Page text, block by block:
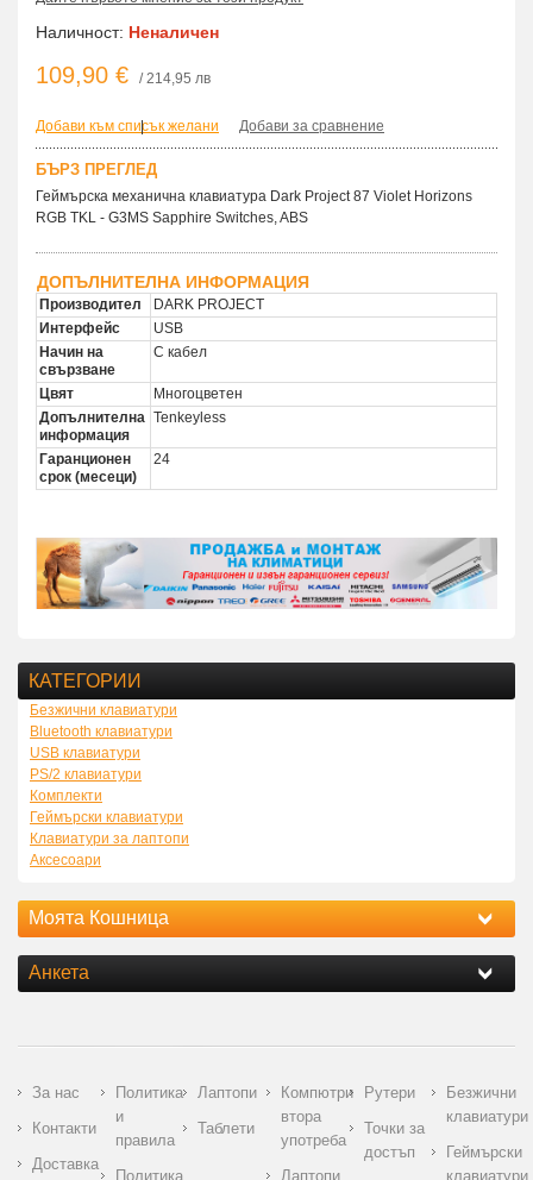
Наличност: Неналичен
109,90 € / 214,95 лв
Добави към списък желани
| Добави за сравнение
БЪРЗ ПРЕГЛЕД
Геймърскa механична клавиатура Dark Project 87 Violet Horizons
RGB TKL - G3MS Sapphire Switches, ABS
ДОПЪЛНИТЕЛНА ИНФОРМАЦИЯ
Производител
DARK PROJECT
Интерфейс
USB
Начин на
свързване
С кабел
Цвят
Многоцветен
Допълнителна
информация
Tenkeyless
Гаранционен
срок (месеци)
24
КАТЕГОРИИ
Безжични клавиатури
Bluetooth клавиатури
USB клавиатури
PS/2 клавиатури
Комплекти
Геймърски клавиатури
Клавиатури за лаптопи
Аксесоари
Моята Кошница
Анкета
За нас
Контакти
Доставка
Политика
и
правила
Политика
Лаптопи
Таблети
Компютри
втора
употреба
Лаптопи
Рутери
Точки за
достъп
Безжични
клавиатури
Геймърски
клавиатури